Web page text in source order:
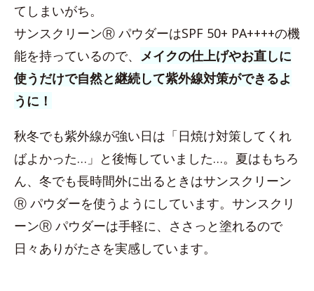
てしまいがち。
サンスクリーンⓇ パウダーはSPF 50+ PA++++の機
能を持っているので、 メイクの仕上げやお直しに
使うだけで自然と継続して紫外線対策ができるよ
うに！
秋冬でも紫外線が強い日は「日焼け対策してくれ
ばよかった…」と後悔していました…。夏はもちろ
ん、冬でも長時間外に出るときはサンスクリーン
Ⓡ パウダーを使うようにしています。サンスクリ
ーンⓇ パウダーは手軽に、ささっと塗れるので
日々ありがたさを実感しています。